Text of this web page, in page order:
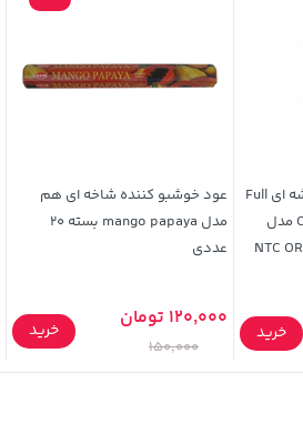
محافظ صفحه نمایش شیشه ای Full
Cover Anti Static Mietubl مدل
NTC
خرید
عود خوشبو کننده شاخه ای هم
مدل mango papaya بسته 20
عددی
120,000 تومان
150,000
خرید